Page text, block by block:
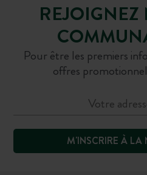
REJOIGNEZ
Pour être les premiers
offres
M'INSCRIRE À LA